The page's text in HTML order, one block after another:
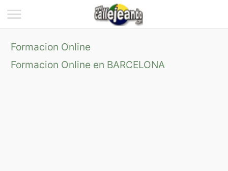
Formacion Online
Formacion Online en BARCELONA